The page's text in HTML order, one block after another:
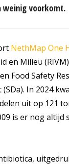
weinig voorkomt.
NethMap One
en Milieu
Food Safety
In 2024
uit op 121
is er nog altijd